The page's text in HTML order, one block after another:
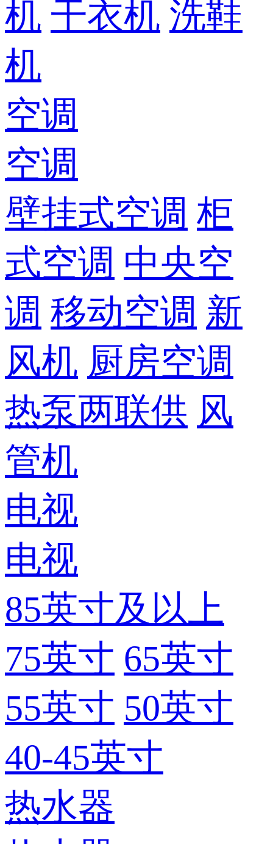
机 干衣机 洗鞋
机
空调
空调
壁挂式空调 柜
式空调 中央空
调 移动空调 新
风机 厨房空调
热泵两联供 风
管机
电视
电视
85英寸及以上
75英寸 65英寸
55英寸 50英寸
40-45英寸
热水器